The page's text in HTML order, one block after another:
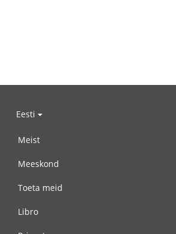
Eesti
Meist
Meeskond
Toeta meid
Libro